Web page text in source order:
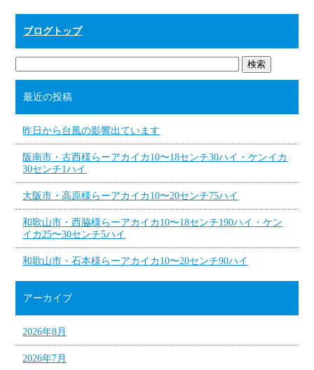
ブログトップ
最近の投稿
昨日から台風の影響出ています
阪南市・古西様らーアカイカ10〜18センチ30ハイ・ケンイカ
30センチ1ハイ
大阪市・高原様らーアカイカ10〜20センチ75ハイ
和歌山市・西脇様らーアカイカ10〜18センチ190ハイ・ケン
イカ25〜30センチ5ハイ
和歌山市・石本様らーアカイカ10〜20センチ90ハイ
アーカイブ
2026年8月
2026年7月